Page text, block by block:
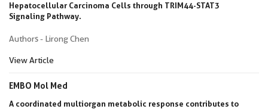
Hepatocellular Carcinoma Cells through TRIM44-STAT3
Signaling Pathway.
Authors - Lirong Chen
View Article
EMBO Mol Med
A coordinated multiorgan metabolic response contributes to